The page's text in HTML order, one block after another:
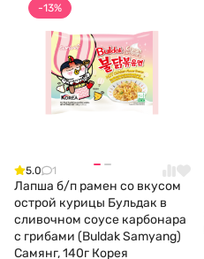
-13%
5.0 1
Лапша б/п рамен со вкусом
острой курицы Бульдак в
сливочном соусе карбонара
с грибами (Buldak Samyang)
Самянг, 140г Корея